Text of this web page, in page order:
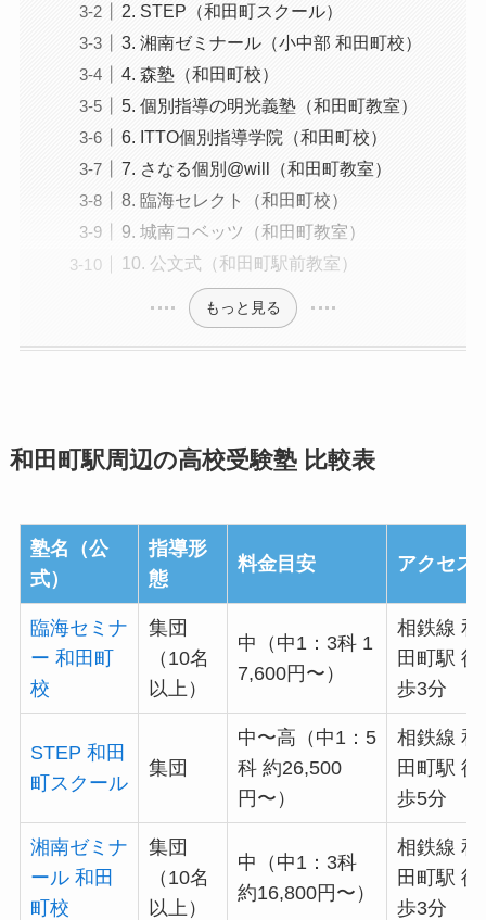
2. STEP（和田町スクール）
3. 湘南ゼミナール（小中部 和田町校）
4. 森塾（和田町校）
5. 個別指導の明光義塾（和田町教室）
6. ITTO個別指導学院（和田町校）
7. さなる個別@will（和田町教室）
8. 臨海セレクト（和田町校）
9. 城南コベッツ（和田町教室）
10. 公文式（和田町駅前教室）
もっと見る
和田町駅周辺の高校受験塾 比較表
塾名（公
式）
指導形
態
料金目安 アクセス
臨海セミナ
ー 和田町
校
集団
（10名
以上）
中（中1：3科 1
7,600円〜）
相鉄線 和
田町駅 徒
歩3分
STEP 和田
町スクール
集団
中〜高（中1：5
科 約26,500
円〜）
相鉄線 和
田町駅 徒
歩5分
湘南ゼミナ
ール 和田
町校
集団
（10名
以上）
中（中1：3科
約16,800円〜）
相鉄線 和
田町駅 徒
歩3分